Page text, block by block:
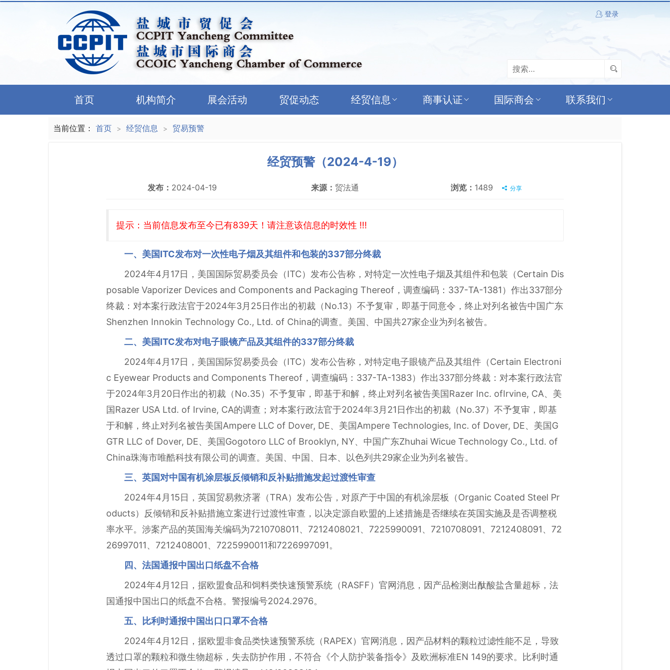
登录
首页 机构简介 展会活动 贸促动态 经贸信息 商事认证 国际商会 联系我们
当前位置： 首页 > 经贸信息 > 贸易预警
经贸预警（2024-4-19）
发布： 2024-04-19 来源： 贸法通 浏览： 1489 分享
提示：当前信息发布至今已有839天！请注意该信息的时效性 !!!
一、美国ITC发布对一次性电子烟及其组件和包装的337部分终裁
2024年4月17日，美国国际贸易委员会（ITC）发布公告称，对特定一次性电子烟及其组件和包装（Certain Dis
posable Vaporizer Devices and Components and Packaging Thereof，调查编码：337-TA-1381）作出337部分
终裁：对本案行政法官于2024年3月25日作出的初裁（No.13）不予复审，即基于同意令，终止对列名被告中国广东
Shenzhen Innokin Technology Co., Ltd. of China的调查。美国、中国共27家企业为列名被告。
二、美国ITC发布对电子眼镜产品及其组件的337部分终裁
2024年4月17日，美国国际贸易委员会（ITC）发布公告称，对特定电子眼镜产品及其组件（Certain Electroni
c Eyewear Products and Components Thereof，调查编码：337-TA-1383）作出337部分终裁：对本案行政法官
于2024年3月20日作出的初裁（No.35）不予复审，即基于和解，终止对列名被告美国Razer Inc. ofIrvine, CA、美
国Razer USA Ltd. of Irvine, CA的调查；对本案行政法官于2024年3月21日作出的初裁（No.37）不予复审，即基
于和解，终止对列名被告美国Ampere LLC of Dover, DE、美国Ampere Technologies, Inc. of Dover, DE、美国G
GTR LLC of Dover, DE、美国Gogotoro LLC of Brooklyn, NY、中国广东Zhuhai Wicue Technology Co., Ltd. of
China珠海市唯酷科技有限公司的调查。美国、中国、日本、以色列共29家企业为列名被告。
三、英国对中国有机涂层板反倾销和反补贴措施发起过渡性审查
2024年4月15日，英国贸易救济署（TRA）发布公告，对原产于中国的有机涂层板（Organic Coated Steel Pr
oducts）反倾销和反补贴措施立案进行过渡性审查，以决定源自欧盟的上述措施是否继续在英国实施及是否调整税
率水平。涉案产品的英国海关编码为7210708011、7212408021、7225990091、7210708091、7212408091、72
26997011、7212408001、7225990011和7226997091。
四、法国通报中国出口纸盘不合格
2024年4月12日，据欧盟食品和饲料类快速预警系统（RASFF）官网消息，因产品检测出酞酸盐含量超标，法
国通报中国出口的纸盘不合格。警报编号2024.2976。
五、比利时通报中国出口口罩不合格
2024年4月12日，据欧盟非食品类快速预警系统（RAPEX）官网消息，因产品材料的颗粒过滤性能不足，导致
透过口罩的颗粒和微生物超标，失去防护作用，不符合《个人防护装备指令》及欧洲标准EN 149的要求。比利时通